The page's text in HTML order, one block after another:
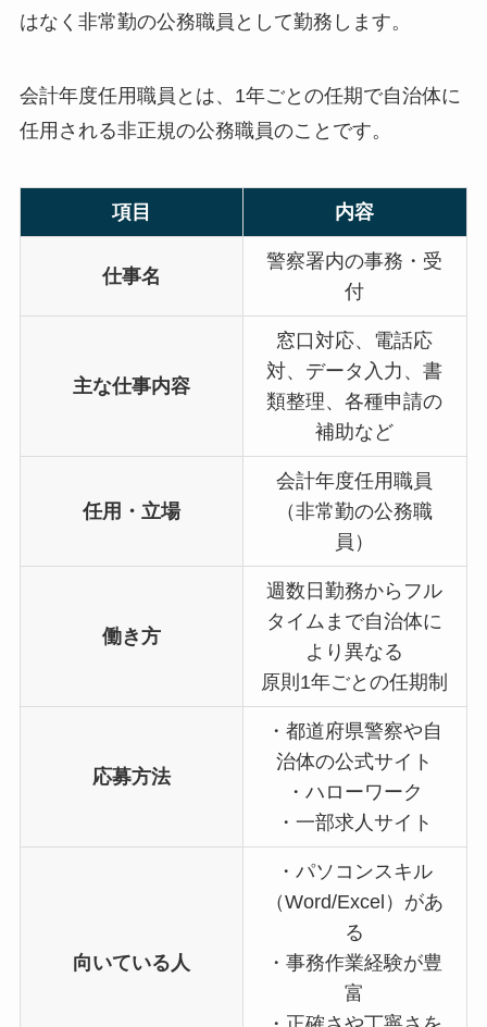
はなく非常勤の公務職員として勤務します。
会計年度任用職員とは、1年ごとの任期で自治体に
任用される非正規の公務職員のことです。
項目 内容
仕事名
警察署内の事務・受
付
主な仕事内容
窓口対応、電話応
対、データ入力、書
類整理、各種申請の
補助など
任用・立場
会計年度任用職員
（非常勤の公務職
員）
働き方
週数日勤務からフル
タイムまで自治体に
より異なる
原則1年ごとの任期制
応募方法
・都道府県警察や自
治体の公式サイト
・ハローワーク
・一部求人サイト
向いている人
・パソコンスキル
（Word/Excel）があ
る
・事務作業経験が豊
富